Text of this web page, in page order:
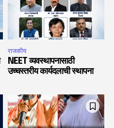
राजकीय
NEET व्यवस्थापनासाठी
उच्चस्तरीय कार्यदलाची स्थापना